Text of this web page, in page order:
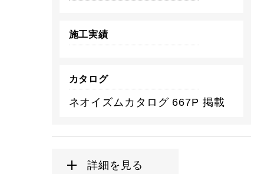
施工実績
カタログ
ネオイズムカタログ 667P 掲載
詳細を見る